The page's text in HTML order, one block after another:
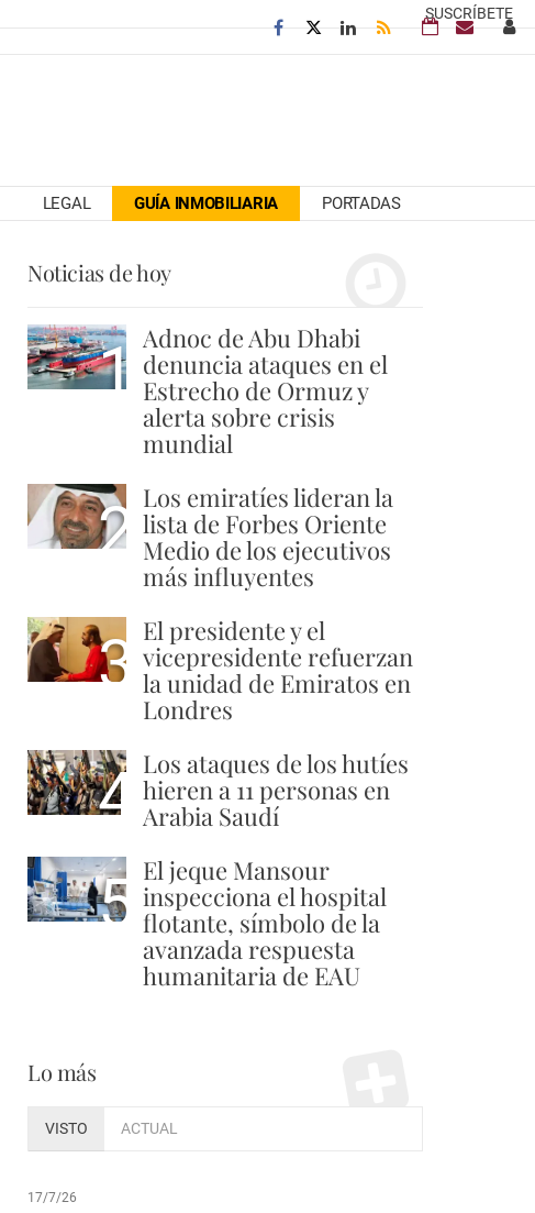
SUSCRÍBETE
LEGAL GUÍA INMOBILIARIA PORTADAS
Noticias de hoy
1 Adnoc de Abu Dhabi
denuncia ataques en el
Estrecho de Ormuz y
alerta sobre crisis
mundial
2 Los emiratíes lideran la
lista de Forbes Oriente
Medio de los ejecutivos
más influyentes
3 El presidente y el
vicepresidente refuerzan
la unidad de Emiratos en
Londres
4 Los ataques de los hutíes
hieren a 11 personas en
Arabia Saudí
5 El jeque Mansour
inspecciona el hospital
flotante, símbolo de la
avanzada respuesta
humanitaria de EAU
Lo más
VISTO ACTUAL
17/7/26